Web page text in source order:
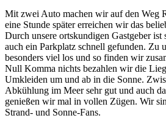
Mit zwei Auto machen wir auf den Weg
eine Stunde später erreichen wir das
Durch unsere ortskundigen Gastgeber ist
auch ein Parkplatz schnell gefunden. Zu
besonders viel los und so finden wir
Null Komma nichts bezahlen wir die
Umkleiden um und ab in die Sonne.
Abkühlung im Meer sehr gut und auch
genießen wir mal in vollen Zügen. Wir
Strand- und Sonne-Fans.